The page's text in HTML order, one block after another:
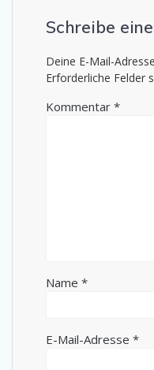
Schreibe
Deine E-Mail-
Erforderliche Felder
Kommentar *
Name *
E-Mail-Adresse *